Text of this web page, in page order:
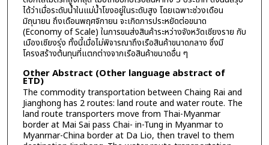
ได้ว่าเมื่อระดับน้ำในแม่น้ำโขงอยู่ในระดับสูง โดยเฉพาะช่วงเดือน
มิถุนายน ถึงเดือนพฤศจิกายน จะเกิดการประหยัดต่อขนาด
(Economy of Scale) ในการขนส่งสินค้าระหว่างจังหวัดเชียงราย กับ
เมืองเชียงรุ่ง ทั้งนี้เมื่อไม่พิจารณาถึงเรือสินค้าขนาดกลาง ซึ่งมี
โครงสร้างต้นทุนที่แตกต่างจากเรือสินค้าขนาดอื่น ๆ
Other Abstract (Other language abstract of
ETD)
The commodity transportation between Chaing Rai and
Jianghong has 2 routes: land route and water route. The
land route transporters move from Thai-Myanmar
border at Mai Sai pass Chai- in-Tung in Myanmar to
Myanrnar-China border at Da Lio, then travel to them